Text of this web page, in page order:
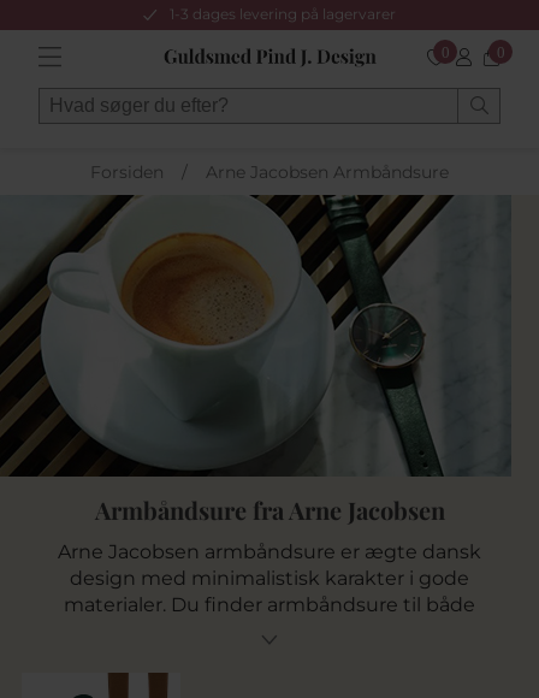
1-3 dages levering på lagervarer
0 0
Forsiden / Arne Jacobsen Armbåndsure
Armbåndsure fra Arne Jacobsen
Arne Jacobsen armbåndsure er ægte dansk
design med minimalistisk karakter i gode
materialer. Du finder armbåndsure til både
hende og ham og i smukke nye
Arne Jacobsen stil. Du har også mulighed for at